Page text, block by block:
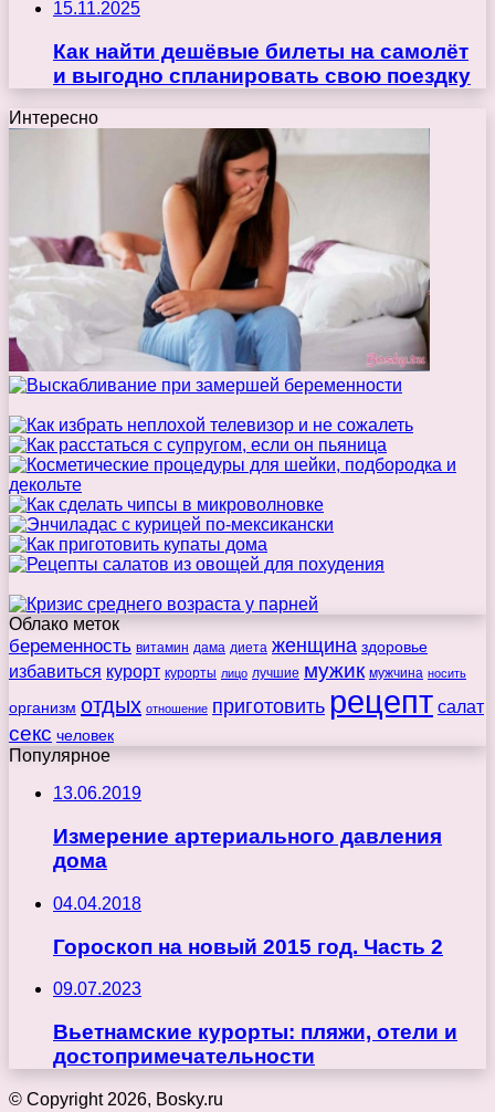
15.11.2025
Как найти дешёвые билеты на самолёт
и выгодно спланировать свою поездку
Интересно
Облако меток
беременность витамин дама диета женщина здоровье
избавиться курорт курорты лицо лучшие мужик мужчина носить
организм отдых отношение приготовить рецепт салат
секс человек
Популярное
13.06.2019
Измерение артериального давления
дома
04.04.2018
Гороскоп на новый 2015 год. Часть 2
09.07.2023
Вьетнамские курорты: пляжи, отели и
достопримечательности
© Copyright 2026, Bosky.ru